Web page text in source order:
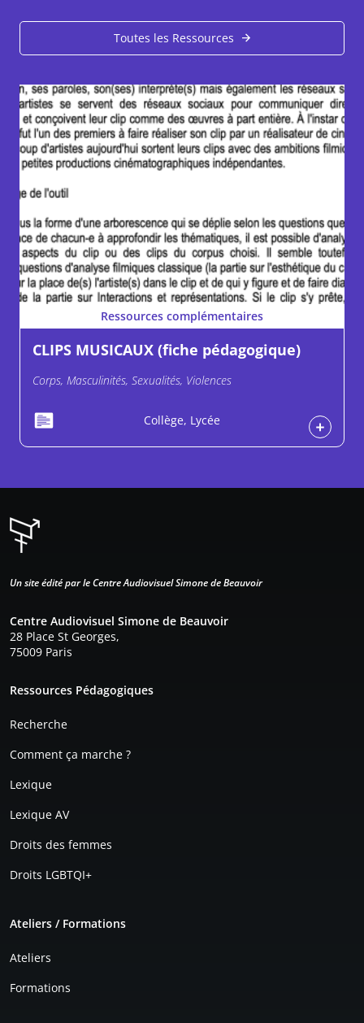
Toutes les Ressources
Ressources complémentaires
CLIPS MUSICAUX (fiche pédagogique)
Corps, Masculinités, Sexualités, Violences
Collège, Lycée
Un site édité par le Centre Audiovisuel Simone de Beauvoir
Centre Audiovisuel Simone de Beauvoir
28 Place St Georges,
75009 Paris
Ressources Pédagogiques
Recherche
Comment ça marche ?
Lexique
Lexique AV
Droits des femmes
Droits LGBTQI+
Ateliers / Formations
Ateliers
Formations